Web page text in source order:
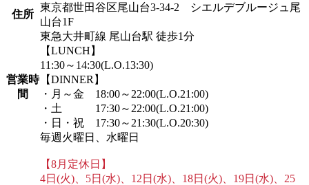
住所
東京都世田谷区尾山台3-34-2 シエルデブルージュ尾
山台1F
東急大井町線 尾山台駅 徒歩1分
営業時
間
【LUNCH】
11:30～14:30(L.O.13:30)
【DINNER】
・月～金 18:00～22:00(L.O.21:00)
・土 17:30～22:00(L.O.21:00)
・日・祝 17:30～21:30(L.O.20:30)
毎週火曜日、水曜日
【8月定休日】
4日(火)、5日(水)、12日(水)、18日(火)、19日(水)、25